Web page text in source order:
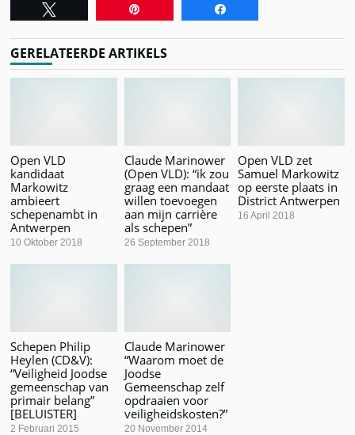
GERELATEERDE ARTIKELS
Open VLD
kandidaat
Markowitz
ambieert
schepenambt in
Antwerpen
10 Oktober 2018
Claude Marinower
(Open VLD): “ik zou
graag een mandaat
willen toevoegen
aan mijn carrière
als schepen”
26 September 2018
Open VLD zet
Samuel Markowitz
op eerste plaats in
District Antwerpen
16 April 2018
Schepen Philip
Heylen (CD&V):
“Veiligheid Joodse
gemeenschap van
primair belang”
[BELUISTER]
2 Februari 2015
Claude Marinower
“Waarom moet de
Joodse
Gemeenschap zelf
opdraaien voor
veiligheidskosten?”
20 November 2014